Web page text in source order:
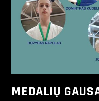
MEDALIŲ